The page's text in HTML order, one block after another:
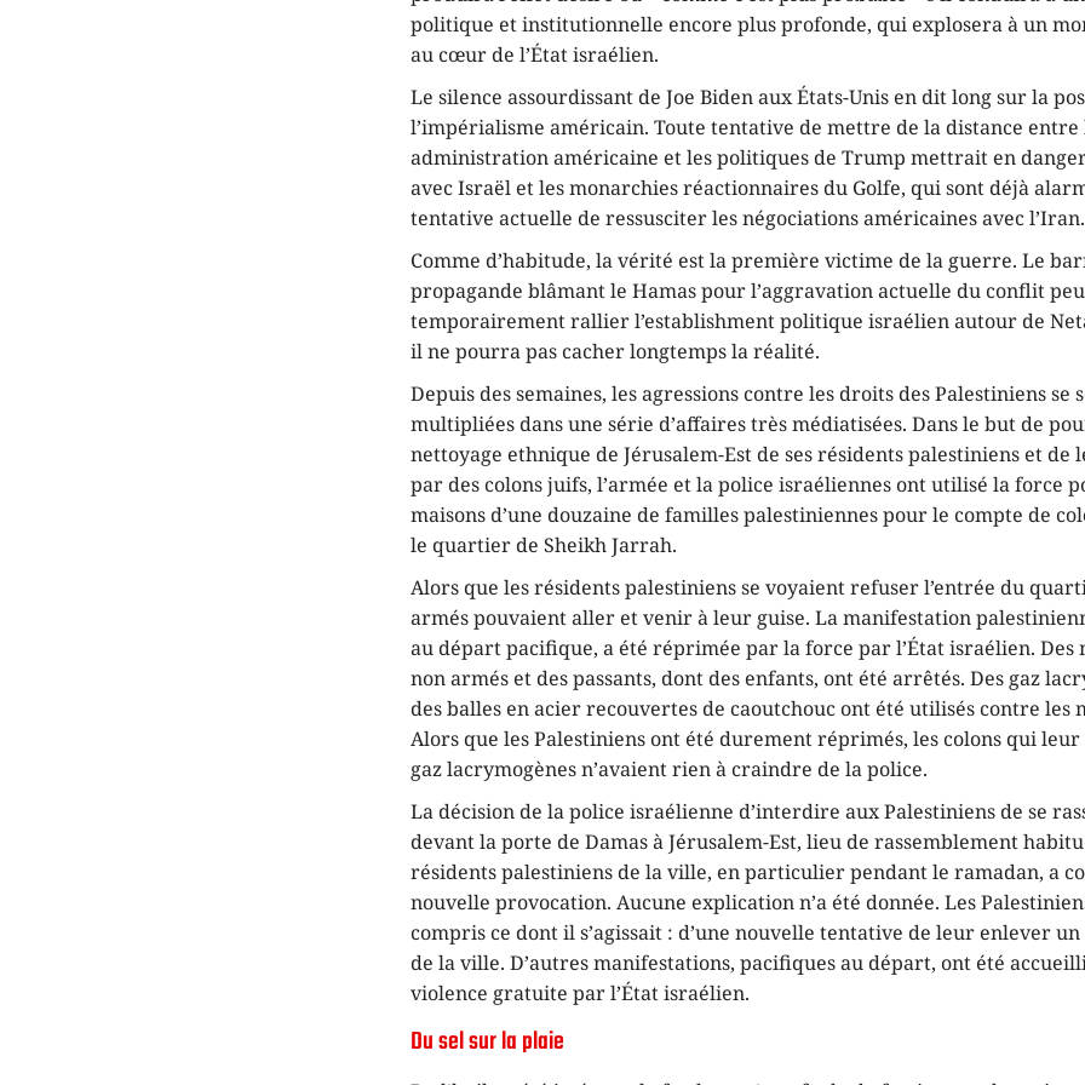
politique et institutionnelle encore plus profonde, qui explosera à un
au cœur de l’État israélien.
Le silence assourdissant de Joe Biden aux États-Unis en dit long sur la
l’impérialisme américain. Toute tentative de mettre de la distance
administration américaine et les politiques de Trump mettrait en
avec Israël et les monarchies réactionnaires du Golfe, qui sont déjà
tentative actuelle de ressusciter les négociations américaines avec l’Iran.
Comme d’habitude, la vérité est la première victime de la guerre. Le
propagande blâmant le Hamas pour l’aggravation actuelle du conflit
temporairement rallier l’establishment politique israélien autour de
il ne pourra pas cacher longtemps la réalité.
Depuis des semaines, les agressions contre les droits des Palestiniens se
multipliées dans une série d’affaires très médiatisées. Dans le but de
nettoyage ethnique de Jérusalem-Est de ses résidents palestiniens et de
par des colons juifs, l’armée et la police israéliennes ont utilisé la force
maisons d’une douzaine de familles palestiniennes pour le compte de
le quartier de Sheikh Jarrah.
Alors que les résidents palestiniens se voyaient refuser l’entrée du
armés pouvaient aller et venir à leur guise. La manifestation
au départ pacifique, a été réprimée par la force par l’État israélien. Des
non armés et des passants, dont des enfants, ont été arrêtés. Des gaz
des balles en acier recouvertes de caoutchouc ont été utilisés contre les
Alors que les Palestiniens ont été durement réprimés, les colons qui leur
gaz lacrymogènes n’avaient rien à craindre de la police.
La décision de la police israélienne d’interdire aux Palestiniens de se
devant la porte de Damas à Jérusalem-Est, lieu de rassemblement
résidents palestiniens de la ville, en particulier pendant le ramadan, a
nouvelle provocation. Aucune explication n’a été donnée. Les
compris ce dont il s’agissait : d’une nouvelle tentative de leur enlever
de la ville. D’autres manifestations, pacifiques au départ, ont été
violence gratuite par l’État israélien.
Du sel sur la plaie